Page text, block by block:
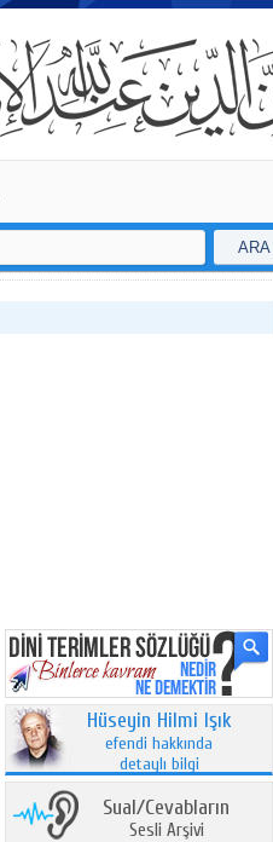
ARA
Hüseyin Hilmi Işık
efendi hakkında
detaylı bilgi
Sual/Cevabların
Sesli Arşivi